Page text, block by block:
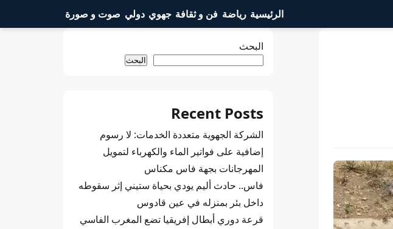
الرئيسية رياضة فن و ثقافة جهوي دولي صوت و صورة
البحث
البحث
Recent Posts
الشركة الجهوية متعددة الخدمات: لا رسوم
إضافية على فواتير الماء والكهرباء لتمويل
المهرجانات بجهة فاس مكناس
فاس.. حادث أليم يودي بحياة ستيني إثر سقوطه
داخل بئر بمنزله في عين قادوس
قرعة دوري أبطال إفريقيا تضع المغرب الفاسي